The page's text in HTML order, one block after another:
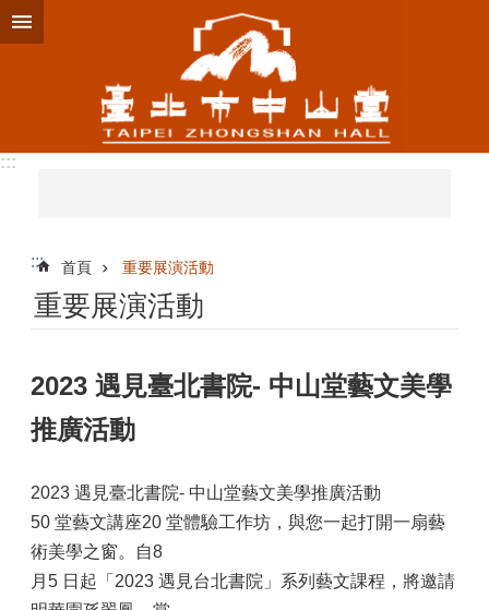
跳到主要內容區塊
:::
::: 首頁 重要展演活動
重要展演活動
2023 遇見臺北書院- 中山堂藝文美學
推廣活動
2023 遇見臺北書院- 中山堂藝文美學推廣活動
50 堂藝文講座20 堂體驗工作坊，與您一起打開一扇藝
術美學之窗。自8
月5 日起「2023 遇見台北書院」系列藝文課程，將邀請